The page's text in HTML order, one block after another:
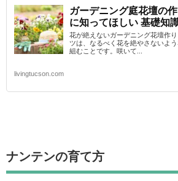
ガーデニング庭花壇の
に知ってほしい 基礎知識
花が絶えないガーデニング花壇作
ツは、なるべく花を絶やさないよ
組むことです。咲いて...
livingtucson.com
ナンテンの育て方